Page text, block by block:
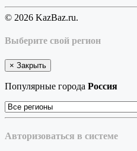
© 2026 KazBaz.ru.
Выберите свой регион
× Закрыть
Популярные города Россия
Авторизоваться в системе